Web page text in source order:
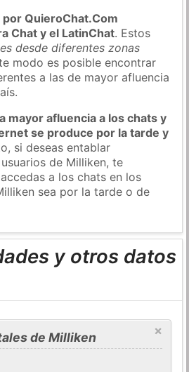
QuieroChat.Com
Chat y el LatinChat. Estos
desde diferentes zonas
modo es posible encontrar
a las de mayor afluencia
mayor afluencia a los chats y
se produce por la tarde y
si deseas entablar
de Milliken, te
a los chats en los
sea por la tarde o de
y otros datos
×
de Milliken